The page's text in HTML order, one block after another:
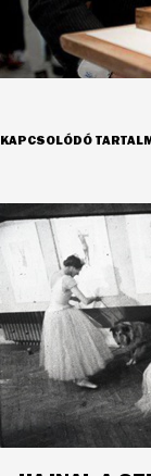
KAPCSOLÓDÓ